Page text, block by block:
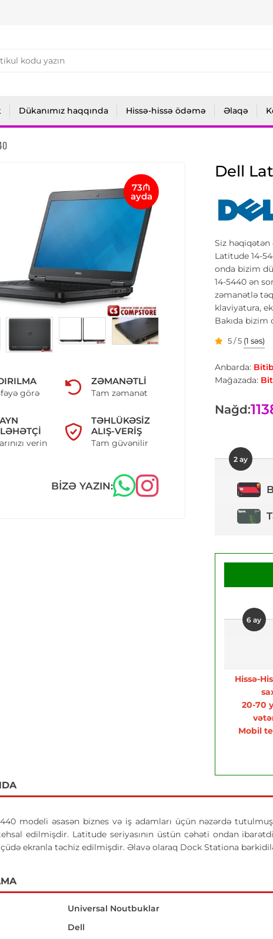
Dükanımız haqqında Hissə-hissə ödəmə Əlaqə
73₼
ayda
görə
ZƏMANƏTLI
Tam zəmanət
verin
TƏHLÜKƏSIZ
ALIŞ-VERIŞ
Tam güvənilir
BIZƏ YAZIN:
Dell
Siz
Latitude 14-
onda bizim
14-5440 ən
zəmanətlə
klaviyatura,
Bakıda bizim
5 / 5 (1 səs)
Anbarda: Bitib
Mağazada:
Nağd:
2 ay
6 ay
Hissə-
20-70
Mobil
modeli əsasən biznes və iş adamları üçün nəzərdə
edilmişdir. Latitude seriyasının üstün cəhəti ondan
ekranla təchiz edilmişdir. Əlavə olaraq Dock Stationa
Universal Noutbuklar
Dell